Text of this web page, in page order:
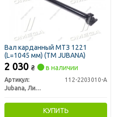
Вал карданный МТЗ 1221
(L=1045 мм) (ТМ JUBANA)
2 030 ₴ в наличии
Артикул:
112-2203010-А
Jubana, Литва
КУПИТЬ